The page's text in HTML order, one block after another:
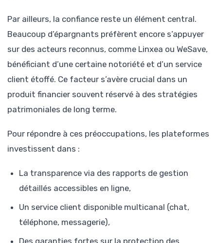
Par ailleurs, la confiance reste un élément central.
Beaucoup d’épargnants préfèrent encore s’appuyer
sur des acteurs reconnus, comme Linxea ou WeSave,
bénéficiant d’une certaine notoriété et d’un service
client étoffé. Ce facteur s’avère crucial dans un
produit financier souvent réservé à des stratégies
patrimoniales de long terme.
Pour répondre à ces préoccupations, les plateformes
investissent dans :
La transparence via des rapports de gestion
détaillés accessibles en ligne,
Un service client disponible multicanal (chat,
téléphone, messagerie),